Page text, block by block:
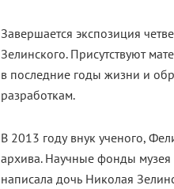
Завершается экспозиция
Зелинского. Присутствуют
в последние годы жизни и
разработкам.
В 2013 году внук ученого,
архива. Научные фонды
написала дочь Николая